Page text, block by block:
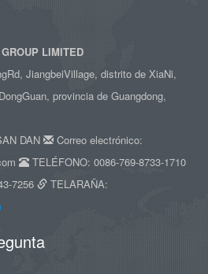
LIMITED
JiangbeiVillage, distrito de XiaNi,
provincia de Guangdong,
DAN
Correo electrónico:
TELÉFONO: 0086-769-8733-1710
7256
TELARAÑA: